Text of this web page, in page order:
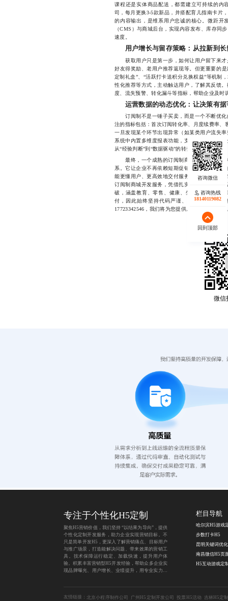
课程还是实体商品配送，都需建立可持续的内
司，每月更换3-5款新品，并搭配育儿指南卡片
的内容输出，是维系用户忠诚的核心。微距开
（CMS）与商城后台，实现内容发布、库存同
速度。
用户增长与留存策略：从拉新到长
获取用户只是第一步，如何让用户留下来才
好友得奖励、老用户推荐返现等。但更重要的
定制礼盒”、“活跃打卡送积分兑换权益”等机制
性化推荐等方式，主动触达用户，了解其反馈
度、流失预警、转化漏斗等指标，帮助企业及时
运营数据的动态优化：让决策有据
订阅制不是一锤子买卖，而是一个不断优化
注的指标包括：首次订阅转化率、月度续费率
一旦发现某个环节出现异常（如某类用户流失
系统中内置多维度报表功能，支持按时间、用
从“经验判断”到“数据驱动”的转变。
最终，一个成熟的订阅制商城，不仅能带来
系。它让企业不再依赖短期促销，而是依靠持
能更懂用户、更高效地交付服务，谁就能率先
订阅制商城开发服务，凭借扎实的技术能力和
破，涵盖教育、零售、健康、生活服务等多个
付，因此始终坚持代码严谨、交付可靠、服
17723342546，我们将为您提供从需求评估到上
微信
咨询热线
18140119082
回到顶部
专注于个性化H5定制
聚焦H5营销价值，我们坚持 “以结果为导向”，提供
个性化定制开发服务，助力企业实现营销目标。不
只是简单开发H5，更深入了解营销痛点、目标用户
与推广场景，打造能解决问题、带来效果的营销工
具。技术保障运行稳定、加载快速，提升用户体
验。积累丰富营销型H5开发经验，帮助众多企业实
现品牌曝光、用户增长、业绩提升，用专业实力为
栏目导航
哈尔滨H5游戏
步数打卡H5
H5互动游戏定
友情链接： 北京小程序制作公司 广州H5定制开发公司 投票H5活动 吉林H5定